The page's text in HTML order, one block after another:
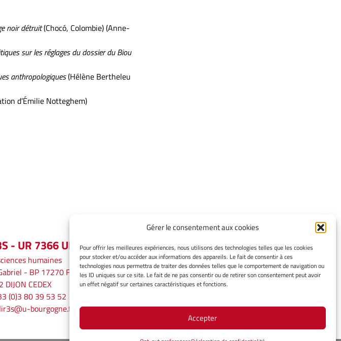
Gérer le consentement aux cookies
Pour offrir les meilleures expériences, nous utilisons des technologies telles que les cookies
pour stocker et/ou accéder aux informations des appareils. Le fait de consentir à ces
technologies nous permettra de traiter des données telles que le comportement de navigation ou
les ID uniques sur ce site. Le fait de ne pas consentir ou de retirer son consentement peut avoir
un effet négatif sur certaines caractéristiques et fonctions.
Accepter
noir détruit(Chocó, Colombie) (Anne-
sur les réglages du dossier du Biou
anthropologiques(Hélène Bertheleu
d’Émilie Notteghem)
- UR 7366 UBE
humaines
- BP 17270 F
DIJON CEDEX
(0)3 80 39 53 52
lir3s@u-bourgogne.fr
INFORMATIONS LÉGALES
Mentions légales
Gérer mes cookies
Politique de cookies
Avertissement